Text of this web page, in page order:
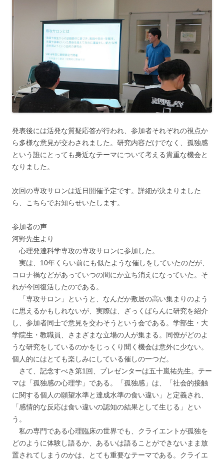
発表後には活発な質疑応答が行われ、参加者それぞれの視点か
ら多様な意見が交わされました。研究内容だけでなく、孤独感
という誰にとっても身近なテーマについて考える貴重な機会と
なりました。
次回の専攻サロンは近日開催予定です。詳細が決まりました
ら、こちらでお知らせいたします。
参加者の声
河野先生より
心理発達科学専攻の専攻サロンに参加した。
実は、10年くらい前にも似たような催しをしていたのだが、
コロナ禍などがあっていつの間にか立ち消えになっていた。そ
れが今回復活したのである。
「専攻サロン」というと、なんだか敷居の高い集まりのよう
に思えるかもしれないが、実際は、ざっくばらんに研究を紹介
し、参加者同士で意見を交わそうという会である。学部生・大
学院生・教職員、さまざまな立場の人が集まる。同僚がどのよ
うな研究をしているのかをじっくり聞く機会は意外に少ない。
個人的にはとても楽しみにしている催しの一つだ。
さて、記念すべき第1回、プレゼンターは五十嵐祐先生。テー
マは「孤独感の心理学」である。「孤独感」は、「社会的接触
に関する個人の願望水準と達成水準の食い違い」と定義され、
「感情的な反応は食い違いの認知の結果として生じる」とい
う。
私の専門である心理臨床の世界でも、クライエントが孤独を
どのように体験し語るか、あるいは語ることができないまま放
置されてしまうのかは、とても重要なテーマである。クライエ